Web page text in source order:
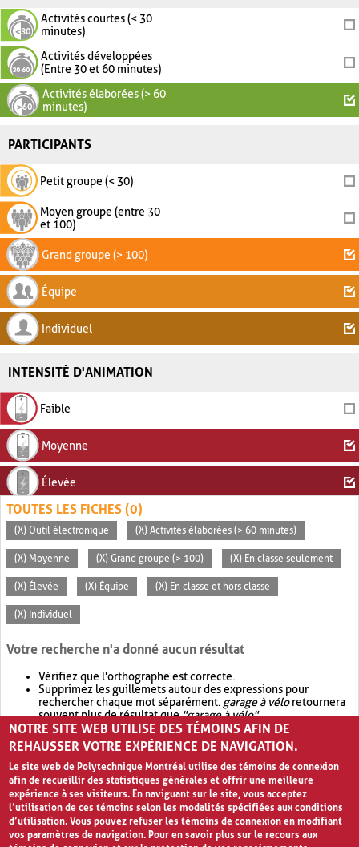
Activités courtes (< 30
minutes)
Activités développées
(Entre 30 et 60 minutes)
Activités élaborées (> 60
minutes)
PARTICIPANTS
Petit groupe (< 30)
Moyen groupe (entre 30
et 100)
Grand groupe (> 100)
Équipe
Individuel
INTENSITÉ D'ANIMATION
Faible
Moyenne
Élevée
TOUTES LES FICHES (0)
(X) Outil électronique (X) Activités élaborées (> 60 minutes)
(X) Moyenne (X) Grand groupe (> 100) (X) En classe seulement
(X) Élevée (X) Équipe (X) En classe et hors classe
(X) Individuel
Votre recherche n'a donné aucun résultat
Vérifiez que l'orthographe est correcte.
Supprimez les guillemets autour des expressions pour
rechercher chaque mot séparément. garage à véloretournera
souvent plus de résultat que"garage à vélo".
Envisagez d'élargir votre recherche avec OR.garage OR vélo
retournera souvent plus de résultat quegarage à vélo
NOTRE SITE WEB UTILISE DES TÉMOINS AFIN DE
REHAUSSER VOTRE EXPÉRIENCE DE NAVIGATION.
Le site web de Polytechnique Montréal utilise des témoins de connexion
afin de recueillir des statistiques générales et offrir une meilleure
expérience à ses visiteurs. En naviguant sur le site, vous acceptez
l’utilisation de ces témoins selon les modalités spécifiées aux conditions
d’utilisation. Vous pouvez refuser les témoins de connexion en modifiant
vos paramètres de navigation. Pour en savoir plus sur le recours aux